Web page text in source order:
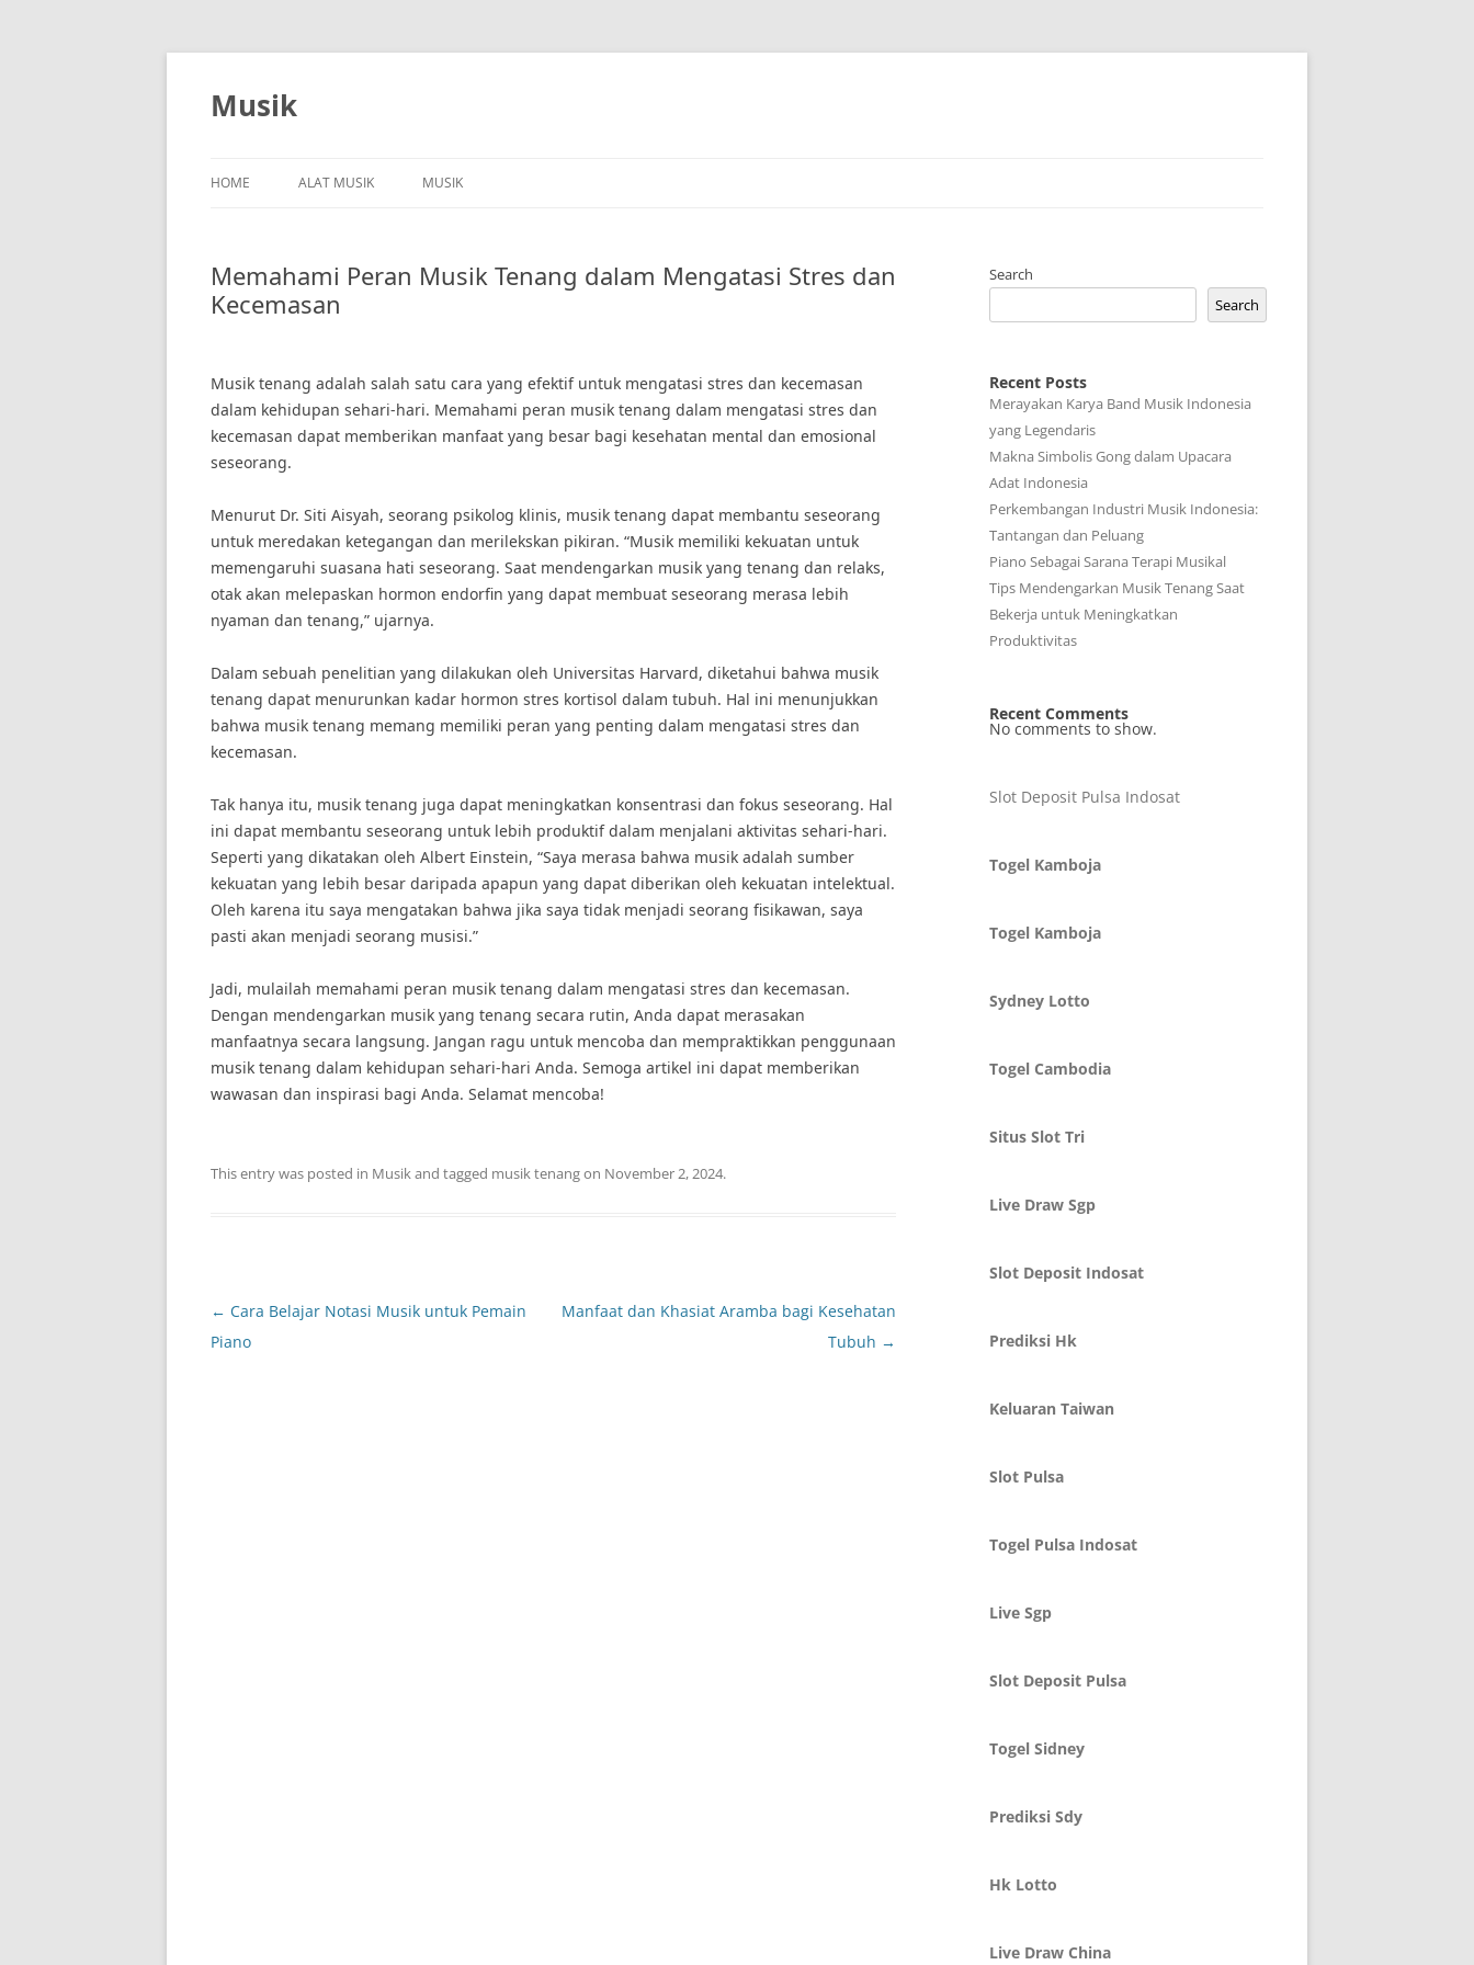
Skip
Musik
HOME ALAT MUSIK MUSIK
Memahami Peran Musik Tenang dalam Mengatasi Stres dan
Kecemasan
Musik tenang adalah salah satu cara yang efektif untuk mengatasi stres dan kecemasan
dalam kehidupan sehari-hari. Memahami peran musik tenang dalam mengatasi stres dan
kecemasan dapat memberikan manfaat yang besar bagi kesehatan mental dan emosional
seseorang.
Menurut Dr. Siti Aisyah, seorang psikolog klinis, musik tenang dapat membantu seseorang
untuk meredakan ketegangan dan merilekskan pikiran. “Musik memiliki kekuatan untuk
memengaruhi suasana hati seseorang. Saat mendengarkan musik yang tenang dan relaks,
otak akan melepaskan hormon endorfin yang dapat membuat seseorang merasa lebih
nyaman dan tenang,” ujarnya.
Dalam sebuah penelitian yang dilakukan oleh Universitas Harvard, diketahui bahwa musik
tenang dapat menurunkan kadar hormon stres kortisol dalam tubuh. Hal ini menunjukkan
bahwa musik tenang memang memiliki peran yang penting dalam mengatasi stres dan
kecemasan.
Tak hanya itu, musik tenang juga dapat meningkatkan konsentrasi dan fokus seseorang. Hal
ini dapat membantu seseorang untuk lebih produktif dalam menjalani aktivitas sehari-hari.
Seperti yang dikatakan oleh Albert Einstein, “Saya merasa bahwa musik adalah sumber
kekuatan yang lebih besar daripada apapun yang dapat diberikan oleh kekuatan intelektual.
Oleh karena itu saya mengatakan bahwa jika saya tidak menjadi seorang fisikawan, saya
pasti akan menjadi seorang musisi.”
Jadi, mulailah memahami peran musik tenang dalam mengatasi stres dan kecemasan.
Dengan mendengarkan musik yang tenang secara rutin, Anda dapat merasakan
manfaatnya secara langsung. Jangan ragu untuk mencoba dan mempraktikkan penggunaan
musik tenang dalam kehidupan sehari-hari Anda. Semoga artikel ini dapat memberikan
wawasan dan inspirasi bagi Anda. Selamat mencoba!
This entry was posted in Musikand tagged musik tenangon November 2, 2024.
Post
navigation
← Cara Belajar Notasi Musik untuk Pemain
Piano
Manfaat dan Khasiat Aramba bagi Kesehatan
Tubuh →
Search
Search
Recent Posts
Merayakan Karya Band Musik Indonesia
yang Legendaris
Makna Simbolis Gong dalam Upacara
Adat Indonesia
Perkembangan Industri Musik Indonesia:
Tantangan dan Peluang
Piano Sebagai Sarana Terapi Musikal
Tips Mendengarkan Musik Tenang Saat
Bekerja untuk Meningkatkan
Produktivitas
Recent Comments
No comments to show.
Slot Deposit Pulsa Indosat
Togel Kamboja
Togel Kamboja
Sydney Lotto
Togel Cambodia
Situs Slot Tri
Live Draw Sgp
Slot Deposit Indosat
Prediksi Hk
Keluaran Taiwan
Slot Pulsa
Togel Pulsa Indosat
Live Sgp
Slot Deposit Pulsa
Togel Sidney
Prediksi Sdy
Hk Lotto
Live Draw China